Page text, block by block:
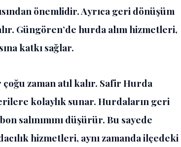
önemlidir. Ayrıca geri dönüşüm
Güngören’de hurda alım hizmetleri,
katkı sağlar.
zaman atıl kalır. Safir Hurda
kolaylık sunar. Hurdaların geri
salınımını düşürür. Bu sayede
hizmetleri, aynı zamanda ilçedeki